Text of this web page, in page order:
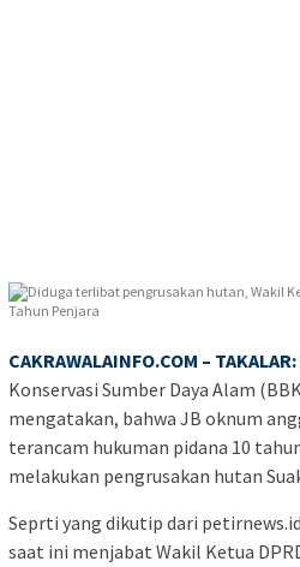
CAKRAWALAINFO.COM – TAKALAR:
Konservasi Sumber Daya Alam
mengatakan, bahwa JB oknum
terancam hukuman pidana 10
melakukan pengrusakan hutan
Seprti yang dikutip dari
saat ini menjabat Wakil Ketua